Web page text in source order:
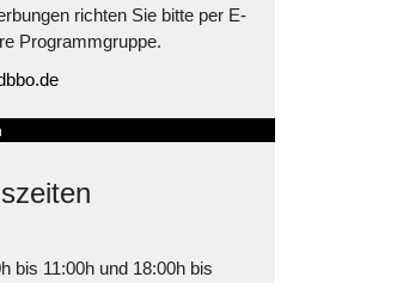
richten Sie bitte per E-
Programmgruppe.
bis 11:00h und 18:00h bis